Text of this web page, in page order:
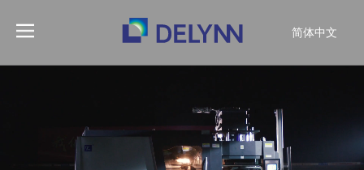
简体中文